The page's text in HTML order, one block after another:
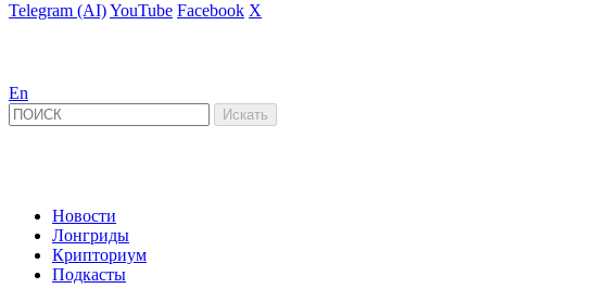
Telegram (AI)YouTube Facebook X
En
Новости
Лонгриды
Крипториум
Подкасты